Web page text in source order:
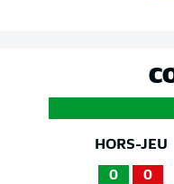
HORS-JEU
0 0